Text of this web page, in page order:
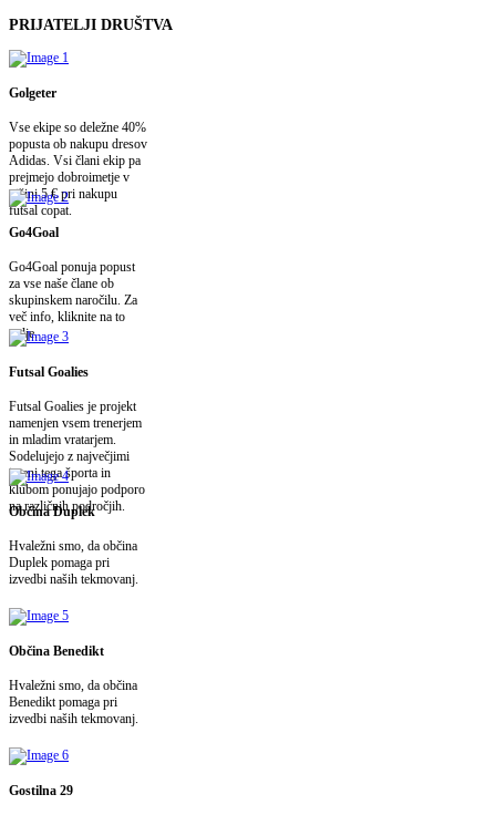
PRIJATELJI DRUŠTVA
Golgeter
Vse ekipe so deležne 40%
popusta ob nakupu dresov
Adidas. Vsi člani ekip pa
prejmejo dobroimetje v
višini 5 € pri nakupu
futsal copat.
Go4Goal
Go4Goal ponuja popust
za vse naše člane ob
skupinskem naročilu. Za
več info, kliknite na to
polje.
Futsal Goalies
Futsal Goalies je projekt
namenjen vsem trenerjem
in mladim vratarjem.
Sodelujejo z največjimi
imeni tega športa in
klubom ponujajo podporo
na različnih področjih.
Občina Duplek
Hvaležni smo, da občina
Duplek pomaga pri
izvedbi naših tekmovanj.
Občina Benedikt
Hvaležni smo, da občina
Benedikt pomaga pri
izvedbi naših tekmovanj.
Gostilna 29